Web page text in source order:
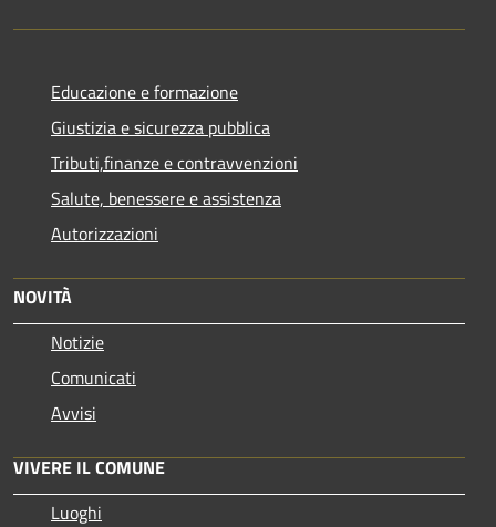
Educazione e formazione
Giustizia e sicurezza pubblica
Tributi,finanze e contravvenzioni
Salute, benessere e assistenza
Autorizzazioni
NOVITÀ
Notizie
Comunicati
Avvisi
VIVERE IL COMUNE
Luoghi